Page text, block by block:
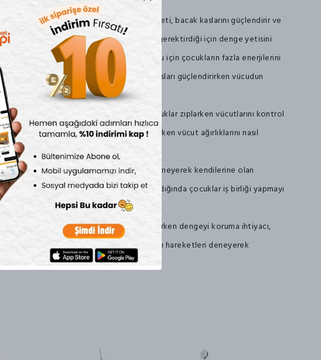
motor becerilerini geliştirir: Zıplama hareketi, bacak kaslarını güçlendirir ve
artırır.
ve koordinasyon sağlar: Sürekli hareket gerektirdiği için denge yetisini
atmayı sağlar: Hareketli bir aktivite olduğu için çocukların fazla enerjilerini
bir şekilde harcamalarına yardımcı olur.
ve kas gücünü artırır: Sürekli zıplama, kasları güçlendirirken vücudun
artırır.
Gelişim
sistemi (denge duyusu) geliştirir: Çocuklar zıplarken vücutlarını kontrol
öğrenirler.
farkındalığı artırır: Çocuklar zıplarken vücut ağırlıklarını nasıl
öğrenirler.
ve Duygusal Gelişim
kazandırır: Çocuklar yeni hareketler deneyerek kendilerine olan
artırır.
etkileşimi destekler: Grup halinde oynandığında çocuklar iş birliği yapmayı
beklemeyi öğrenir.
ve odaklanmayı artırır: Trambolinde zıplarken dengeyi koruma ihtiyacı,
çözme becerisi geliştirir: Çocuklar farklı hareketleri deneyerek
nasıl kullanacaklarını keşfederler.